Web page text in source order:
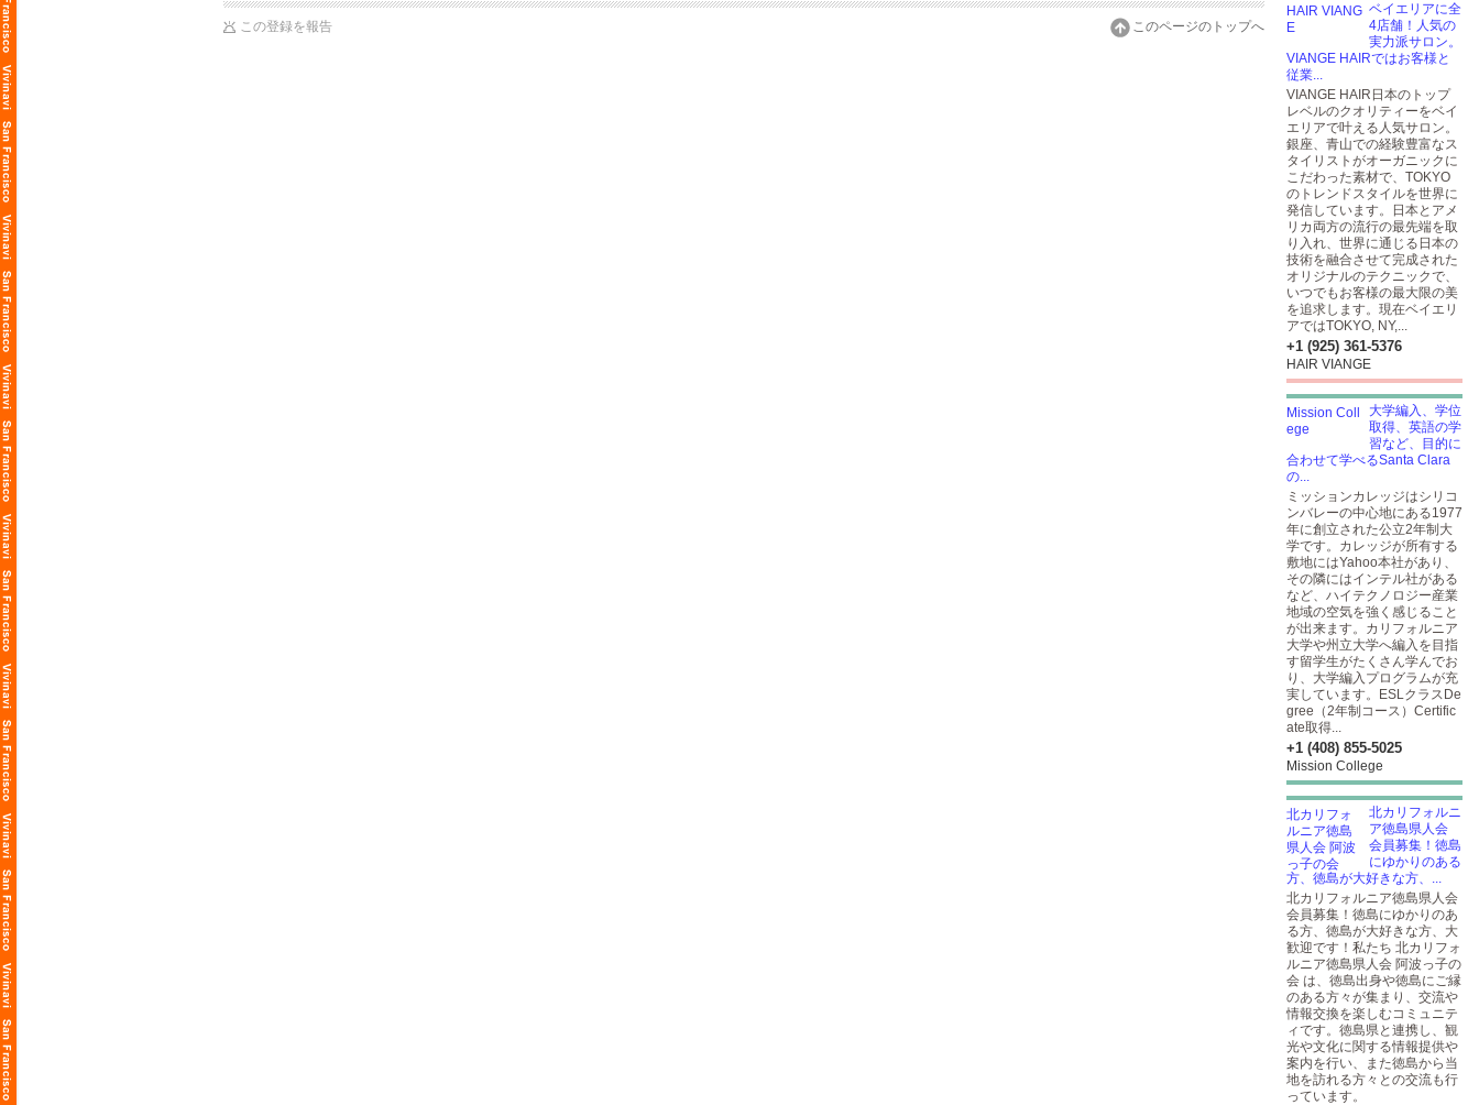
この登録を報告 このページのトップへ
ベイエリアに全
4店舗！人気の
実力派サロン。
VIANGE HAIRではお客様と
従業...
VIANGE HAIR日本のトップ
レベルのクオリティーをベイ
エリアで叶える人気サロン。
銀座、青山での経験豊富なス
タイリストがオーガニックに
こだわった素材で、TOKYO
のトレンドスタイルを世界に
発信しています。日本とアメ
リカ両方の流行の最先端を取
り入れ、世界に通じる日本の
技術を融合させて完成された
オリジナルのテクニックで、
いつでもお客様の最大限の美
を追求します。現在ベイエリ
アではTOKYO, NY,...
+1 (925) 361-5376
HAIR VIANGE
大学編入、学位
取得、英語の学
習など、目的に
合わせて学べるSanta Clara
の...
ミッションカレッジはシリコ
ンバレーの中心地にある1977
年に創立された公立2年制大
学です。カレッジが所有する
敷地にはYahoo本社があり、
その隣にはインテル社がある
など、ハイテクノロジー産業
地域の空気を強く感じること
が出来ます。カリフォルニア
大学や州立大学へ編入を目指
す留学生がたくさん学んでお
り、大学編入プログラムが充
実しています。ESLクラスDe
gree（2年制コース）Certific
ate取得...
+1 (408) 855-5025
Mission College
北カリフォルニ
ア徳島県人会
会員募集！徳島
にゆかりのある
方、徳島が大好きな方、...
北カリフォルニア徳島県人会
会員募集！徳島にゆかりのあ
る方、徳島が大好きな方、大
歓迎です！私たち 北カリフォ
ルニア徳島県人会 阿波っ子の
会 は、徳島出身や徳島にご縁
のある方々が集まり、交流や
情報交換を楽しむコミュニテ
ィです。徳島県と連携し、観
光や文化に関する情報提供や
案内を行い、また徳島から当
地を訪れる方々との交流も行
っています。